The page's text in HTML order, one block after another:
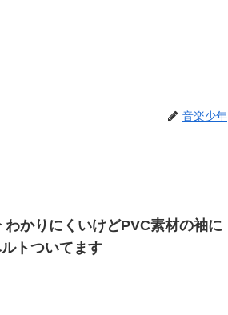
音楽少年
かりにくいけどPVC素材の袖に
トついてます